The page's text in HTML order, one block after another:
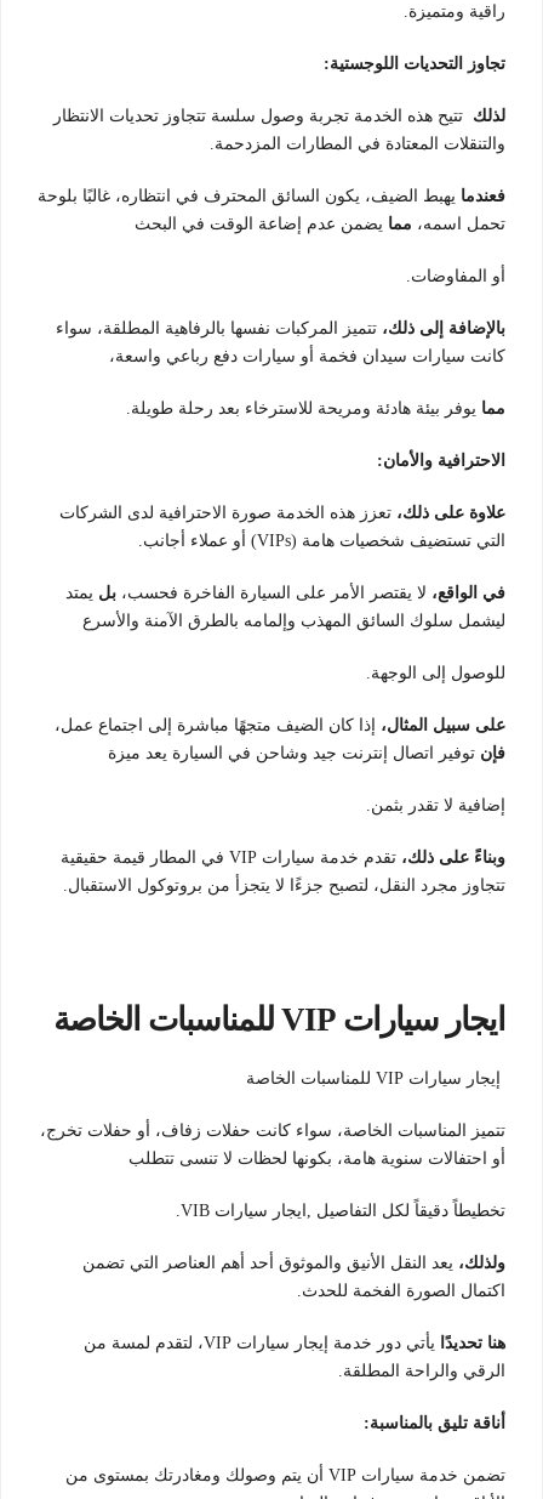
راقية ومتميزة.
تجاوز التحديات اللوجستية:
لذلك تتيح هذه الخدمة تجربة وصول سلسة تتجاوز تحديات الانتظار
والتنقلات المعتادة في المطارات المزدحمة.
فعندما يهبط الضيف، يكون السائق المحترف في انتظاره، غالبًا بلوحة
تحمل اسمه، مما يضمن عدم إضاعة الوقت في البحث
أو المفاوضات.
بالإضافة إلى ذلك، تتميز المركبات نفسها بالرفاهية المطلقة، سواء
كانت سيارات سيدان فخمة أو سيارات دفع رباعي واسعة،
مما يوفر بيئة هادئة ومريحة للاسترخاء بعد رحلة طويلة.
الاحترافية والأمان:
علاوة على ذلك، تعزز هذه الخدمة صورة الاحترافية لدى الشركات
التي تستضيف شخصيات هامة (VIPs) أو عملاء أجانب.
في الواقع، لا يقتصر الأمر على السيارة الفاخرة فحسب، بل يمتد
ليشمل سلوك السائق المهذب وإلمامه بالطرق الآمنة والأسرع
للوصول إلى الوجهة.
على سبيل المثال، إذا كان الضيف متجهًا مباشرة إلى اجتماع عمل،
فإن توفير اتصال إنترنت جيد وشاحن في السيارة يعد ميزة
إضافية لا تقدر بثمن.
وبناءً على ذلك،
تقدم خدمة سيارات VIP في المطار قيمة حقيقية
تتجاوز مجرد النقل، لتصبح جزءًا لا يتجزأ من بروتوكول الاستقبال.
ايجار سيارات VIP للمناسبات الخاصة
إيجار سيارات VIP للمناسبات الخاصة
تتميز المناسبات الخاصة، سواء كانت حفلات زفاف، أو حفلات تخرج،
أو احتفالات سنوية هامة، بكونها لحظات لا تنسى تتطلب
تخطيطاً دقيقاً لكل التفاصيل ,ايجار سيارات VIB.
ولذلك، يعد النقل الأنيق والموثوق أحد أهم العناصر التي تضمن
اكتمال الصورة الفخمة للحدث.
هنا تحديدًا
يأتي دور خدمة إيجار سيارات VIP، لتقدم لمسة من
الرقي والراحة المطلقة.
أناقة تليق بالمناسبة:
تضمن خدمة سيارات VIP أن يتم وصولك ومغادرتك بمستوى من